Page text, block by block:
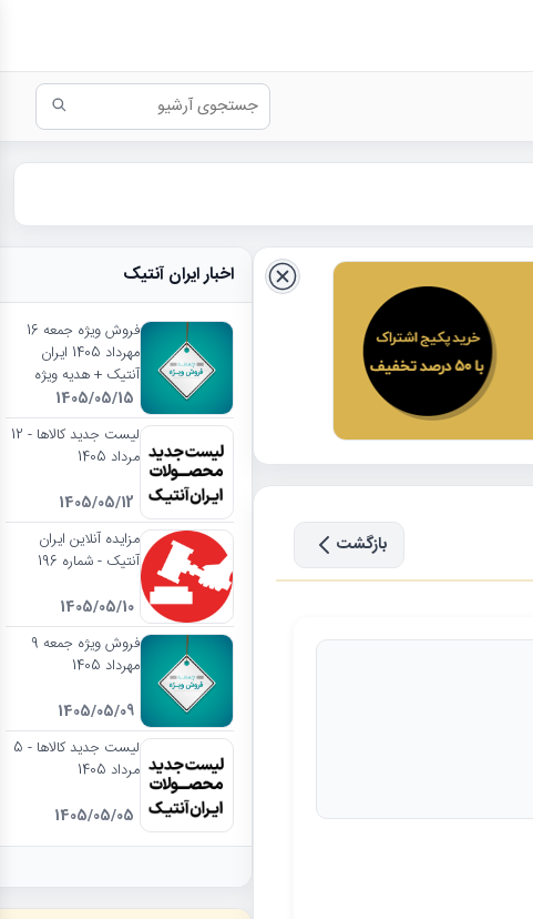
بازگشت
اخبار ایران آنتیک
فروش ویژه جمعه 16
مهرداد 1405 ایران
آنتیک + هدیه ویژه
1405/05/15
لیست جدید کالاها - 12
مرداد 1405
1405/05/12
مزایده آنلاین ایران
آنتیک - شماره 196
1405/05/10
فروش ویژه جمعه 9
مهرداد 1405
1405/05/09
لیست جدید کالاها - 5
مرداد 1405
1405/05/05